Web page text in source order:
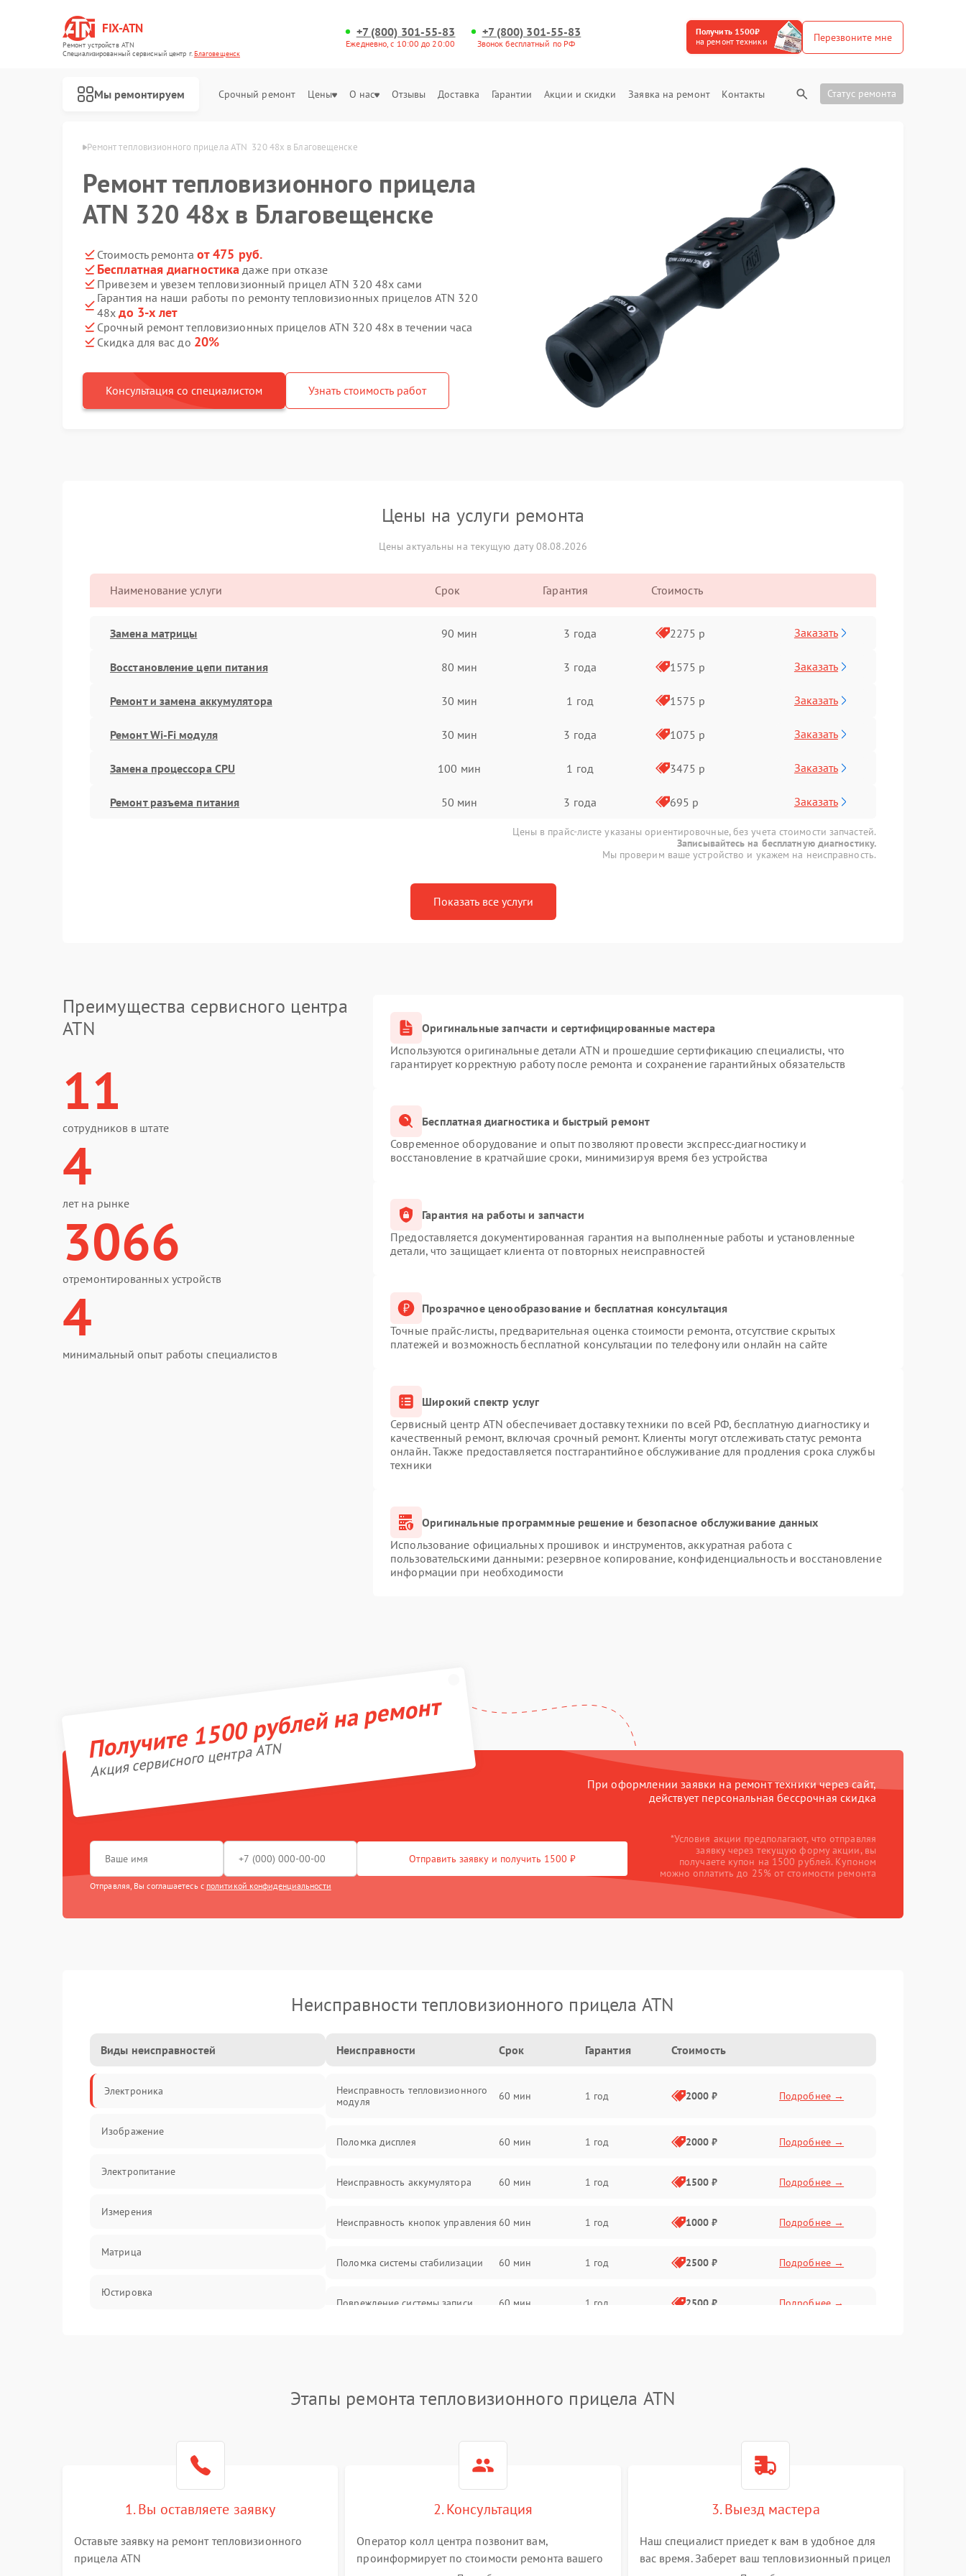
FIX-ATN
Ремонт устройств ATN
Специализированный cервисный центр г.Благовещенск
+7 (800) 301-55-83
Ежедневно, с 10:00 до 20:00
+7 (800) 301-55-83
Звонок бесплатный по РФ
Получить 1500₽
на ремонт техники
Перезвоните мне
Мы ремонтируем Срочный ремонт Цены О нас Отзывы Доставка Гарантии Акции и скидки Заявка на ремонт Контакты Статус ремонта
Ремонт тепловизионного прицела ATN  320 48x в Благовещенске
Ремонт тепловизионного прицела
ATN 320 48x в Благовещенске
Стоимость ремонта от 475 руб.
Бесплатная диагностика даже при отказе
Привезем и увезем тепловизионный прицел ATN 320 48x сами
Гарантия на наши работы по ремонту тепловизионных прицелов ATN 320
48xдо 3-х лет
Срочный ремонт тепловизионных прицелов ATN 320 48x в течении часа
Скидка для вас до 20%
Консультация со специалистом Узнать стоимость работ
Цены на услуги ремонта
Цены актуальны на текущую дату 08.08.2026
Наименование услуги Срок Гарантия Стоимость
Замена матрицы 90 мин 3 года 2275 р Заказать
Восстановление цепи питания 80 мин 3 года 1575 р Заказать
Ремонт и замена аккумулятора 30 мин 1 год 1575 р Заказать
Ремонт Wi-Fi модуля 30 мин 3 года 1075 р Заказать
Замена процессора CPU 100 мин 1 год 3475 р Заказать
Ремонт разъема питания 50 мин 3 года 695 р Заказать
Цены в прайс-листе указаны ориентировочные, без учета стоимости запчастей.
Записывайтесь на бесплатную диагностику.
Мы проверим ваше устройство и укажем на неисправность.
Показать все услуги
Преимущества сервисного центра
ATN
11
сотрудников в штате
4
лет на рынке
3066
отремонтированных устройств
4
минимальный опыт работы специалистов
Оригинальные запчасти и сертифицированные мастера
Используются оригинальные детали ATN и прошедшие сертификацию специалисты, что
гарантирует корректную работу после ремонта и сохранение гарантийных обязательств
Бесплатная диагностика и быстрый ремонт
Современное оборудование и опыт позволяют провести экспресс-диагностику и
восстановление в кратчайшие сроки, минимизируя время без устройства
Гарантия на работы и запчасти
Предоставляется документированная гарантия на выполненные работы и установленные
детали, что защищает клиента от повторных неисправностей
Прозрачное ценообразование и бесплатная консультация
Точные прайс-листы, предварительная оценка стоимости ремонта, отсутствие скрытых
платежей и возможность бесплатной консультации по телефону или онлайн на сайте
Широкий спектр услуг
Сервисный центр ATN обеспечивает доставку техники по всей РФ, бесплатную диагностику и
качественный ремонт, включая срочный ремонт. Клиенты могут отслеживать статус ремонта
онлайн. Также предоставляется постгарантийное обслуживание для продления срока службы
техники
Оригинальные программные решение и безопасное обслуживание данных
Использование официальных прошивок и инструментов, аккуратная работа с
пользовательскими данными: резервное копирование, конфиденциальность и восстановление
информации при необходимости
Получите 1500 рублей на ремонт
Акция сервисного центра ATN
При оформлении заявки на ремонт техники через сайт,
действует персональная бессрочная скидка
Отправить заявку и получить 1500 ₽
Отправляя, Вы соглашаетесь с политикой конфиденциальности
*Условия акции предполагают, что отправляя
заявку через текущую форму акции, вы
получаете купон на 1500 рублей. Купоном
можно оплатить до 25% от стоимости ремонта
Неисправности тепловизионного прицела ATN
Виды неисправностей
Электроника
Изображение
Электропитание
Измерения
Матрица
Юстировка
Неисправности Срок Гарантия Стоимость
Неисправность тепловизионного
модуля
60 мин 1 год 2000 ₽ Подробнее →
Поломка дисплея 60 мин 1 год 2000 ₽ Подробнее →
Неисправность аккумулятора 60 мин 1 год 1500 ₽ Подробнее →
Неисправность кнопок управления 60 мин 1 год 1000 ₽ Подробнее →
Поломка системы стабилизации 60 мин 1 год 2500 ₽ Подробнее →
Повреждение системы записи 60 мин 1 год 2500 ₽ Подробнее →
автоматического отключения
короткого замыкания
Этапы ремонта тепловизионного прицела ATN
1. Вы оставляете заявку
Оставьте заявку на ремонт тепловизионного
прицела ATN
2. Консультация
Оператор колл центра позвонит вам,
проинформирует по стоимости ремонта вашего
3. Выезд мастера
Наш специалист приедет к вам в удобное для
вас время. Заберет ваш тепловизионный прицел